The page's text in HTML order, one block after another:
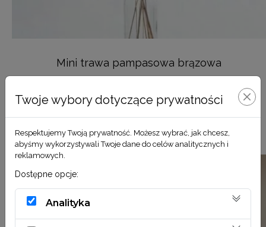
Mini trawa pampasowa brązowa
DODAJ DO KOSZYKA
Twoje wybory dotyczące prywatności
Respektujemy Twoją prywatność. Możesz wybrać, jak chcesz,
abyśmy wykorzystywali Twoje dane do celów analitycznych i
reklamowych.
Dostępne opcje:
Analityka